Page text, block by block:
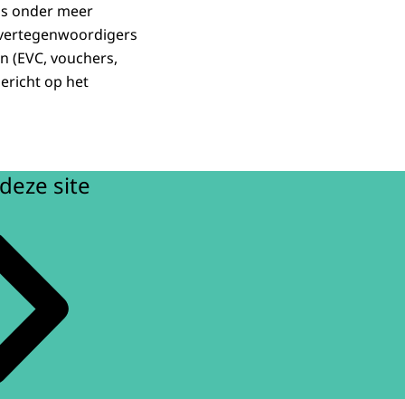
onder meer
vouchers,
op het
site